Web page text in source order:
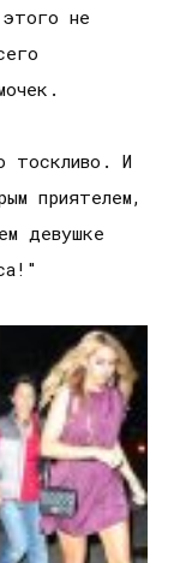
не
тоскливо. И
приятелем,
девушке